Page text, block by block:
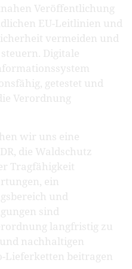
Veröffentlichung
EU-Leitlinien und
vermeiden und
Digitale
getestet und
Verordnung
wir uns eine
die Waldschutz
Tragfähigkeit
ein
und
sind
langfristig zu
nachhaltigen
Lieferketten beitragen